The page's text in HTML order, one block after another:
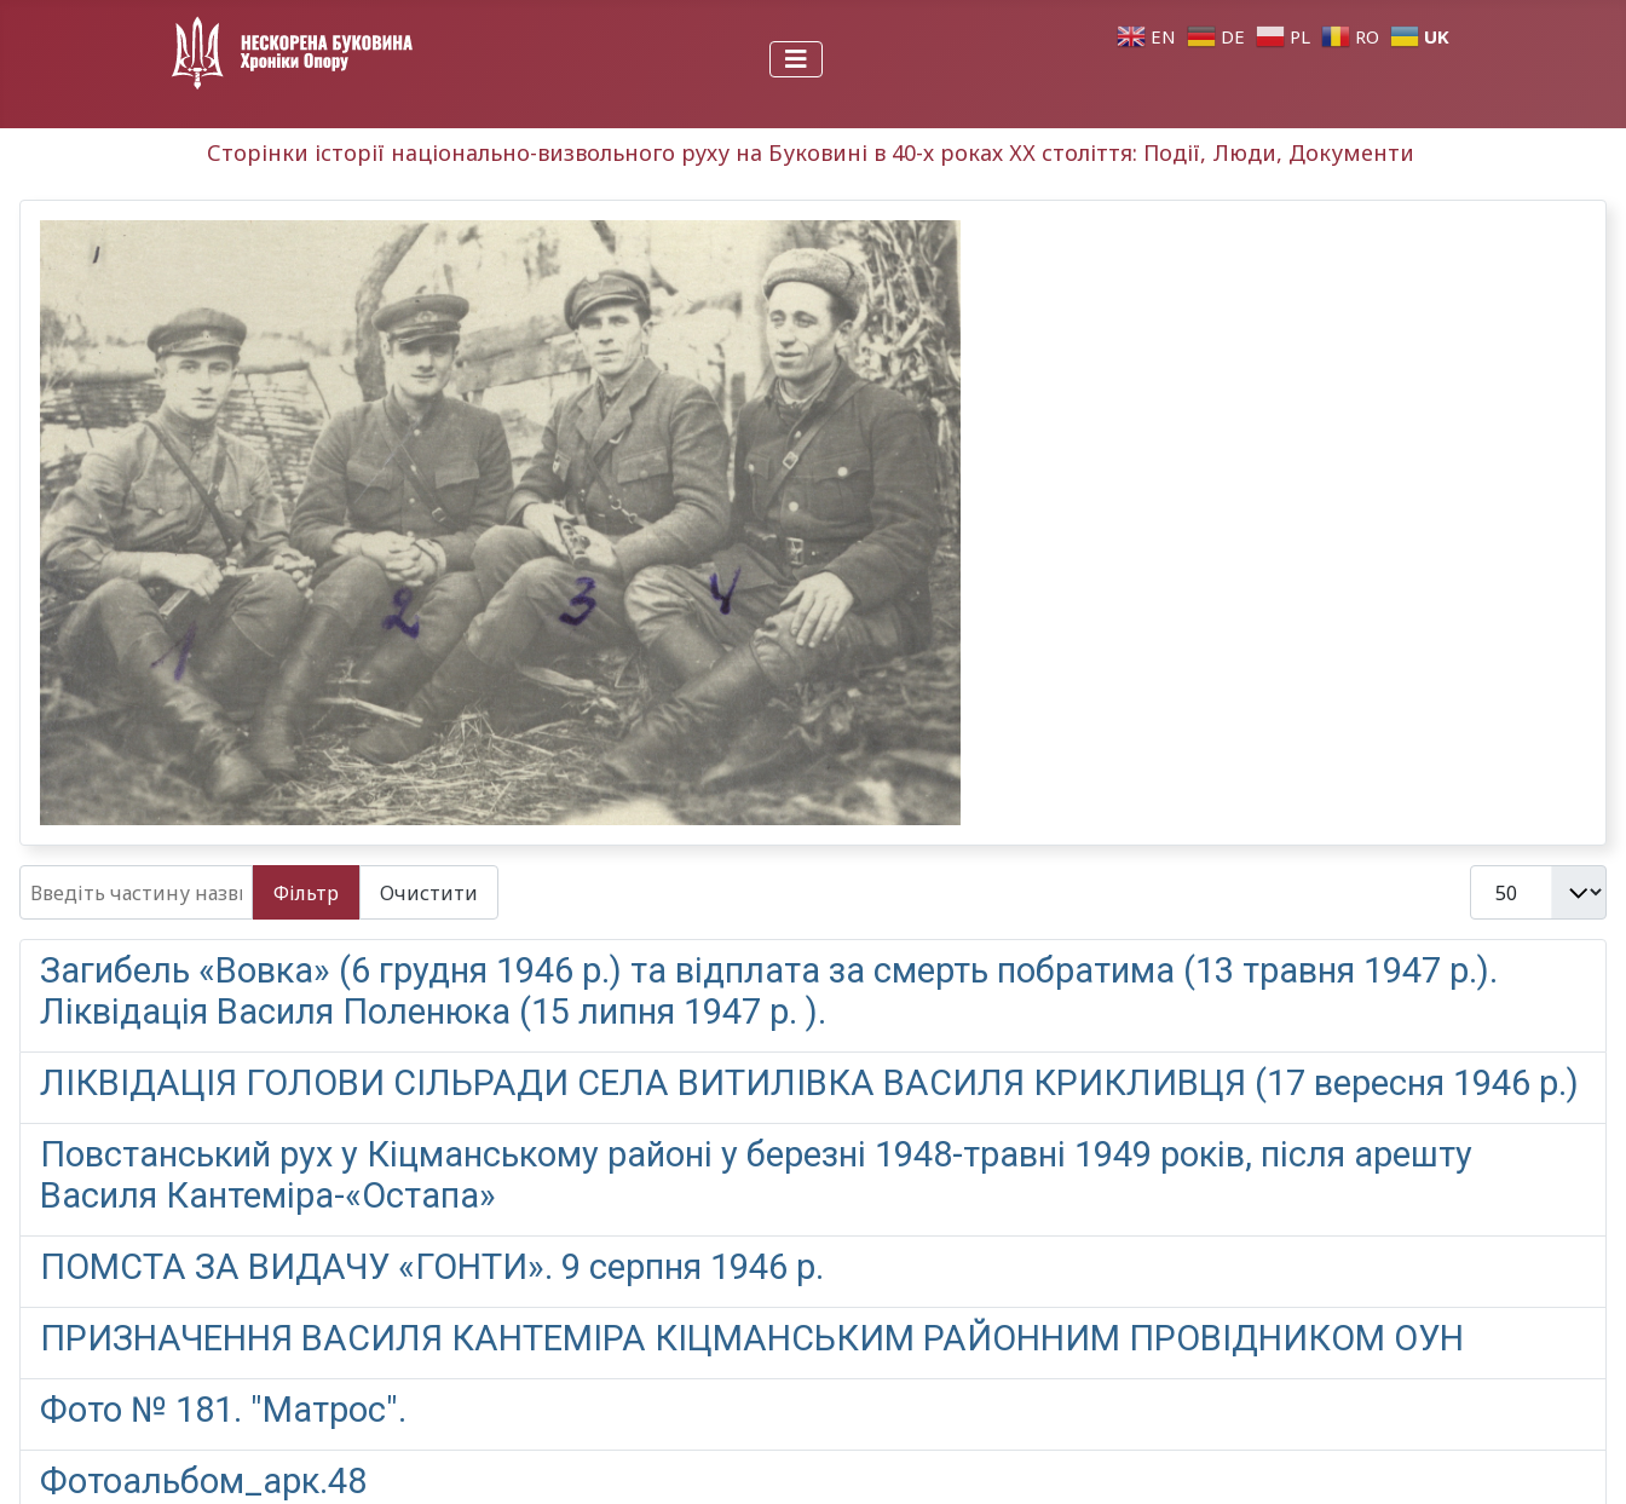
EN DE PL RO UK
Сторінки історії національно-визвольного руху на Буковині в 40-х роках ХХ століття: Події, Люди, Документи
Фільтр Очистити
Загибель «Вовка» (6 грудня 1946 р.) та відплата за смерть побратима (13 травня 1947 р.).
Ліквідація Василя Поленюка (15 липня 1947 р. ).
ЛІКВІДАЦІЯ ГОЛОВИ СІЛЬРАДИ СЕЛА ВИТИЛІВКА ВАСИЛЯ КРИКЛИВЦЯ (17 вересня 1946 р.)
Повстанський рух у Кіцманському районі у березні 1948-травні 1949 років, після арешту
Василя Кантеміра-«Остапа»
ПОМСТА ЗА ВИДАЧУ «ГОНТИ». 9 серпня 1946 р.
ПРИЗНАЧЕННЯ ВАСИЛЯ КАНТЕМІРА КІЦМАНСЬКИМ РАЙОННИМ ПРОВІДНИКОМ ОУН
Фото № 181. "Матрос".
Фотоальбом_арк.48